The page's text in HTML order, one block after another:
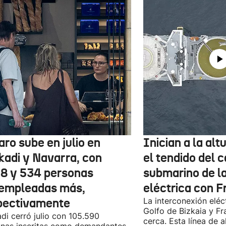
sube en julio en
y Navarra, con
y 534 personas
más,
cerró julio con 105.590
Inician a la
el tendido del
submarino de
eléctrica con
La interconexión
Golfo de Bizkaia y
cerca. Esta línea de